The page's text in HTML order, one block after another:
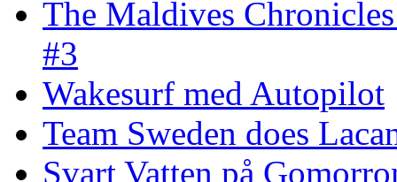
The Maldives
#3
Wakesurf med Autopilot
Team Sweden does
Svart Vatten på